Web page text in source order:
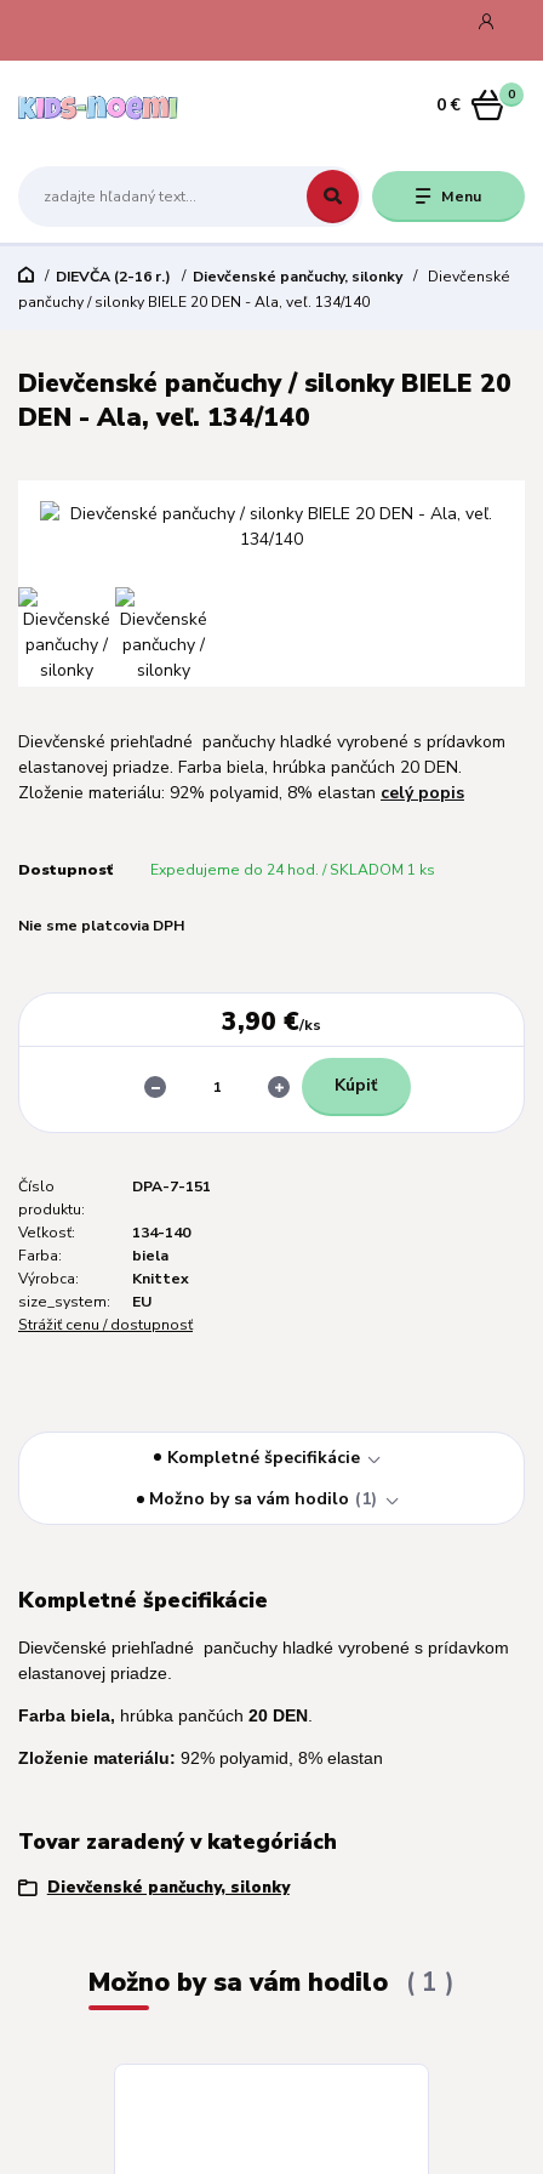
Menu
0
0 €
DIEVČA (2-16 r.) Dievčenské pančuchy, silonky
Dievčenské
pančuchy / silonky BIELE 20 DEN - Ala, veľ. 134/140
Dievčenské pančuchy / silonky BIELE 20
DEN - Ala, veľ. 134/140
Dievčenské priehľadné pančuchy hladké vyrobené s prídavkom
elastanovej priadze. Farba biela, hrúbka pančúch 20 DEN.
Zloženie materiálu: 92% polyamid, 8% elastan celý popis
Dostupnosť Expedujeme do 24 hod. / SKLADOM 1 ks
Nie sme platcovia DPH
3,90 €/ks
Kúpiť
Číslo
produktu:
DPA-7-151
Veľkosť:
134-140
Farba:
biela
Výrobca:
Knittex
size_system:
EU
Strážiť cenu / dostupnosť
Kompletné špecifikácie
Možno by sa vám hodilo
1
Kompletné špecifikácie
Dievčenské priehľadné pančuchy hladké vyrobené s prídavkom
elastanovej priadze.
Farba biela, hrúbka pančúch 20 DEN
Zloženie materiálu: 92% polyamid, 8% elastan
Tovar zaradený v kategóriách
Dievčenské pančuchy, silonky
Možno by sa vám hodilo 1